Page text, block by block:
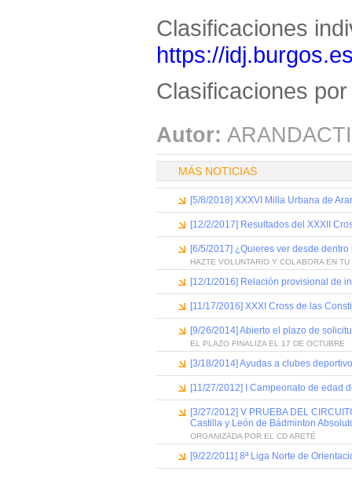
Clasificaciones
https://
Clasificaciones
Autor:
MÁS NOTICIAS
[5/8/2018] XXXVI Milla Urbana de
[12/2/2017] Resultados del XXXII
[6/5/2017] ¿Quieres ver desde
HAZTE VOLUNTARIO Y COLABORA EN TU
[12/1/2016] Relación provisional de
[11/17/2016] XXXI Cross de las
[9/26/2014] Abierto el plazo de
EL PLAZO FINALIZA EL 17 DE OCTUBRE
[3/18/2014] Ayudas a clubes
[11/27/2012] I Campeonato de edad
[3/27/2012] V PRUEBA DEL
Castilla y León de Bádminton
ORGANIZADA POR EL CD ARETÉ
[9/22/2011] 8ª Liga Norte de